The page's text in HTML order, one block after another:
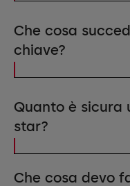
possibile ordinare
distanza di decenni,
Contattateci.
Che cosa
chiave?
proprietario può
momento. Chi
che la restituisce
Quanto è sicura
star?
scheda di sicurezza
Che cosa devo